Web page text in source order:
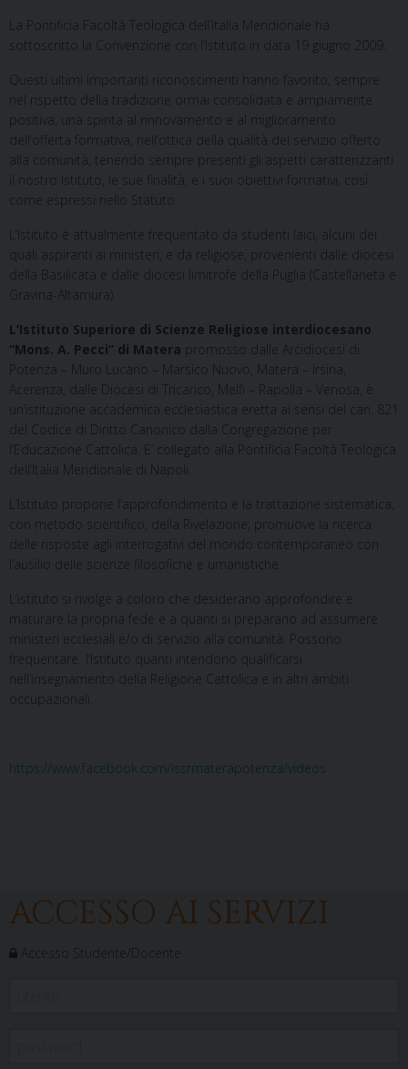
La Pontificia Facoltà Teologica dell’Italia Meridionale ha
sottoscritto la Convenzione con l’Istituto in data 19 giugno 2009.
Questi ultimi importanti riconoscimenti hanno favorito, sempre
nel rispetto della tradizione ormai consolidata e ampiamente
positiva, una spinta al rinnovamento e al miglioramento
dell’offerta formativa, nell’ottica della qualità del servizio offerto
alla comunità, tenendo sempre presenti gli aspetti caratterizzanti
il nostro Istituto, le sue finalità, e i suoi obiettivi formativi, così
come espressi nello Statuto.
L’Istituto è attualmente frequentato da studenti laici, alcuni dei
quali aspiranti ai ministeri, e da religiose, provenienti dalle diocesi
della Basilicata e dalle diocesi limitrofe della Puglia (Castellaneta e
Gravina-Altamura).
L’Istituto Superiore di Scienze Religiose interdiocesano
“Mons. A. Pecci” di Matera promosso dalle Arcidiocesi di
Potenza – Muro Lucano – Marsico Nuovo, Matera – Irsina,
Acerenza, dalle Diocesi di Tricarico, Melfi – Rapolla – Venosa, è
un’istituzione accademica ecclesiastica eretta ai sensi del can. 821
del Codice di Diritto Canonico dalla Congregazione per
l’Educazione Cattolica. E’ collegato alla Pontificia Facoltà Teologica
dell’Italia Meridionale di Napoli.
L’Istituto propone l’approfondimento e la trattazione sistematica,
con metodo scientifico, della Rivelazione; promuove la ricerca
delle risposte agli interrogativi del mondo contemporaneo con
l’ausilio delle scienze filosofiche e umanistiche.
L’istituto si rivolge a coloro che desiderano approfondire e
maturare la propria fede e a quanti si preparano ad assumere
ministeri ecclesiali e/o di servizio alla comunità. Possono
frequentare l’Istituto quanti intendono qualificarsi
nell’insegnamento della Religione Cattolica e in altri ambiti
occupazionali.
https://www.facebook.com/issrmaterapotenza/videos
ACCESSO AI SERVIZI